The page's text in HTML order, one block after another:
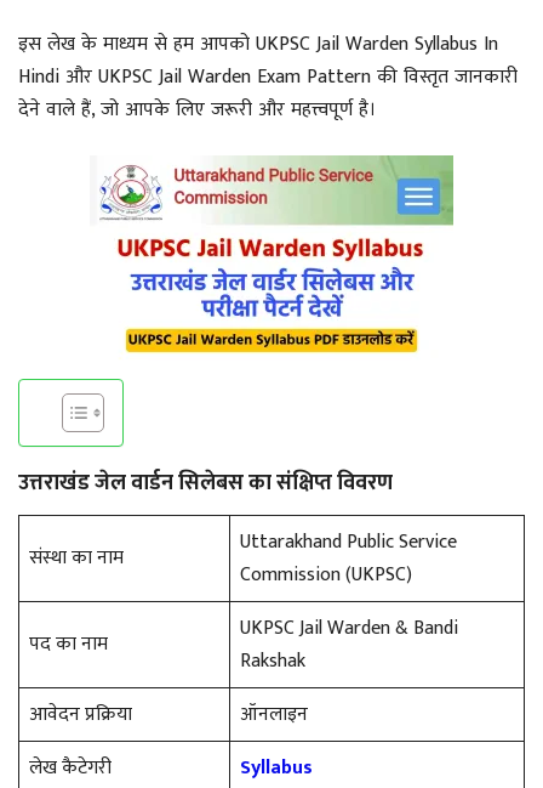
इस लेख के माध्यम से हम आपको UKPSC Jail Warden Syllabus In
Hindi और UKPSC Jail Warden Exam Pattern की विस्तृत जानकारी
देने वाले हैं, जो आपके लिए जरूरी और महत्त्वपूर्ण है।
उत्तराखंड जेल वार्डन सिलेबस का संक्षिप्त विवरण
संस्था का नाम
Uttarakhand Public Service
Commission (UKPSC)
पद का नाम
UKPSC Jail Warden & Bandi
Rakshak
आवेदन प्रक्रिया
ऑनलाइन
लेख कैटेगरी
Syllabus